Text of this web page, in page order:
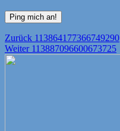
Beitragsnavigation
Zurück Vorheriger
Beitrag:
113864177366749290
Weiter Nächster
113887096600673725